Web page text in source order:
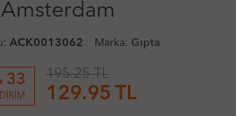
Amsterdam
ACK0013062 Marka: Gıpta
33 195.25 TL
129.95 TL